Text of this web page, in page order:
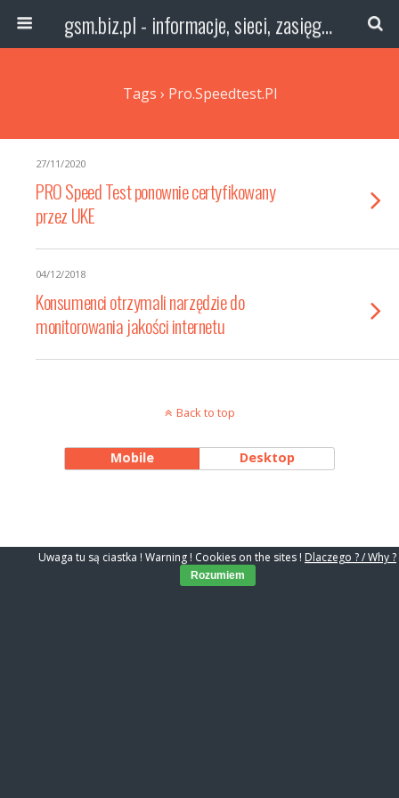
gsm.biz.pl - informacje, sieci, zasięg technologie
Tags › Pro.speedtest.pl
27/11/2020
PRO Speed Test ponownie certyfikowany
przez UKE
04/12/2018
Konsumenci otrzymali narzędzie do
monitorowania jakości internetu
Back to top
Mobile Desktop
Uwaga tu są ciastka ! Warning ! Cookies on the sites ! Dlaczego ? / Why ?
Rozumiem